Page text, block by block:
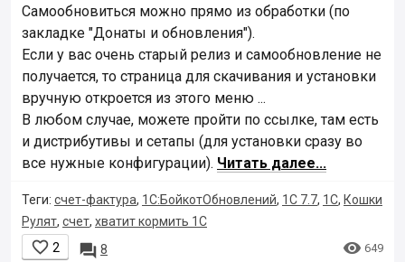
Самообновиться можно прямо из обработки (по
закладке "Донаты и обновления").
Если у вас очень старый релиз и самообновление не
получается, то страница для скачивания и установки
вручную откроется из этого меню ...
В любом случае, можете пройти по ссылке, там есть
и дистрибутивы и сетапы (для установки сразу во
все нужные конфигурации). Читать далее...
Теги: счет-фактура, 1С:БойкотОбновлений, 1С 7.7, 1С, Кошки
Рулят, счет, хватит кормить 1С
 2  8  649